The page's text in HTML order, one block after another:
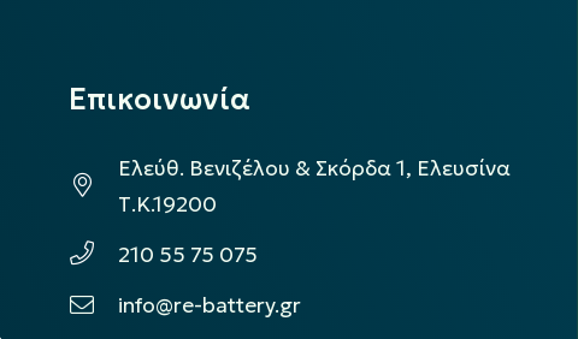
Επικοινωνία
Ελεύθ. Βενιζέλου & Σκόρδα 1, Ελευσίνα
Τ.Κ.19200
210 55 75 075
info@re-battery.gr